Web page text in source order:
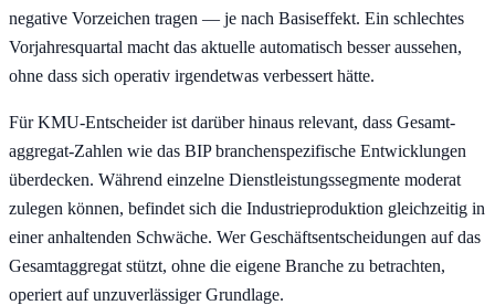
negative Vorzeichen tragen — je nach Basiseffekt. Ein schlechtes
Vorjahresquartal macht das aktuelle automatisch besser aussehen,
ohne dass sich operativ irgendetwas verbessert hätte.
Für KMU-Entscheider ist darüber hinaus relevant, dass Gesamt­
aggregat-Zahlen wie das BIP branchenspezifische Entwicklungen
überdecken. Während einzelne Dienstleistungs­segmente moderat
zulegen können, befindet sich die Industrie­produktion gleichzeitig in
einer anhaltenden Schwäche. Wer Geschäfts­entscheidungen auf das
Gesamt­aggregat stützt, ohne die eigene Branche zu betrachten,
operiert auf unzuverlässiger Grundlage.